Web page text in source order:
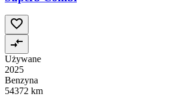
Używane
2025
Benzyna
54372 km